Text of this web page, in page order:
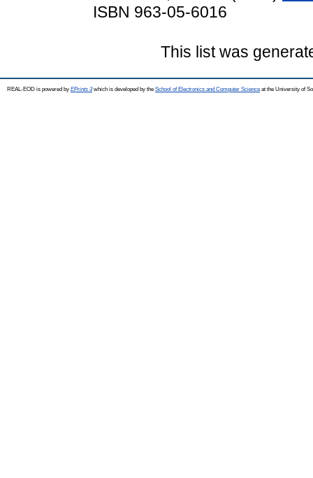
ISBN 963-05-6016
This list was
REAL-EOD is powered by EPrints 3which is developed by the School of Electronics and Computer Science at the University of